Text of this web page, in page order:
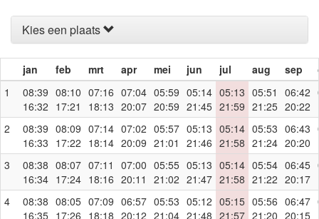
Kies een plaats
jan feb mrt apr mei jun jul aug sep
1
08:39
16:32
08:10
17:21
07:16
18:13
07:04
20:07
05:59
20:59
05:14
21:45
05:13
21:59
05:51
21:25
06:42
20:22
2
08:39
16:33
08:09
17:22
07:14
18:14
07:02
20:09
05:57
21:01
05:13
21:46
05:14
21:58
05:53
21:24
06:43
20:20
3
08:38
16:34
08:07
17:24
07:11
18:16
07:00
20:11
05:55
21:02
05:13
21:47
05:14
21:58
05:54
21:22
06:45
20:17
4
08:38
16:35
08:05
17:26
07:09
18:18
06:57
20:12
05:53
21:04
05:12
21:48
05:15
21:57
05:56
21:20
06:47
20:15